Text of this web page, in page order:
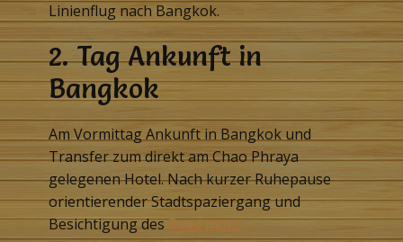
Linienflug nach Bangkok.
2. Tag Ankunft in
Bangkok
Am Vormittag Ankunft in Bangkok und
Transfer zum direkt am Chao Phraya
gelegenen Hotel. Nach kurzer Ruhepause
orientierender Stadtspaziergang und
Besichtigung desRead more